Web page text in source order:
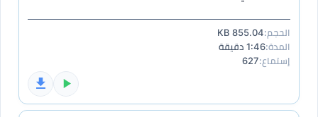
الحجم:855.04 KB
المدة:1:46 دقيقة
إستماع:627